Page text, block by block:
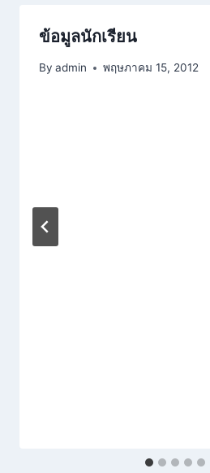
ข้อมูลนักเรียน
By admin พฤษภาคม 15, 2012